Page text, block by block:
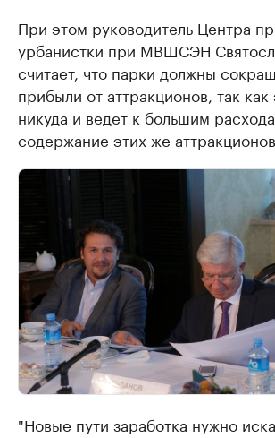
При этом руководитель Центра
урбанистки при МВШСЭН
считает, что парки должны
прибыли от аттракционов, так как
никуда и ведет к большим
содержание этих же аттракционов.
"Новые пути заработка нужно